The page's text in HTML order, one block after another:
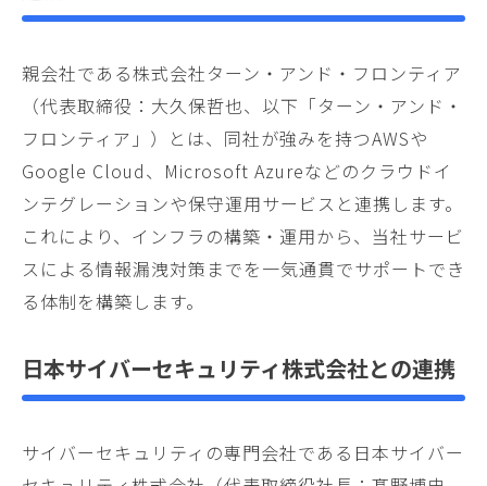
親会社である株式会社ターン・アンド・フロンティア
（代表取締役：大久保哲也、以下「ターン・アンド・
フロンティア」）とは、同社が強みを持つAWSや
Google Cloud、Microsoft Azureなどのクラウドイ
ンテグレーションや保守運用サービスと連携します。
これにより、インフラの構築・運用から、当社サービ
スによる情報漏洩対策までを一気通貫でサポートでき
る体制を構築します。
日本サイバーセキュリティ株式会社との連携
サイバーセキュリティの専門会社である日本サイバー